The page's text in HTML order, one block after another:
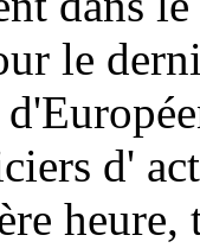
le
d'
heure,